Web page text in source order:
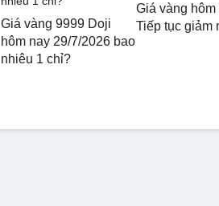
Giá vàng 9999 Doji
hôm nay 29/7/2026 bao
nhiêu 1 chỉ?
Giá vàng hôm
Tiếp tục giảm